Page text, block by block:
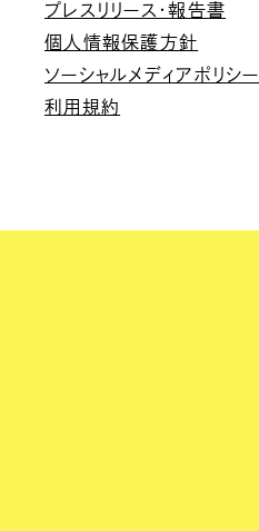
プレスリリース・報告書
個人情報保護方針
ソーシャルメディアポリシー
利用規約